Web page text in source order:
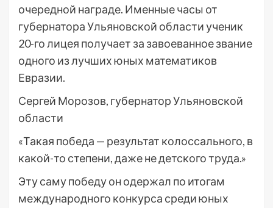
очередной награде. Именные часы от
губернатора Ульяновской области ученик
20-го лицея получает за завоеванное звание
одного из лучших юных математиков
Евразии.
Сергей Морозов, губернатор Ульяновской
области
«Такая победа — результат колоссального, в
какой-то степени, даже не детского труда.»
Эту саму победу он одержал по итогам
международного конкурса среди юных